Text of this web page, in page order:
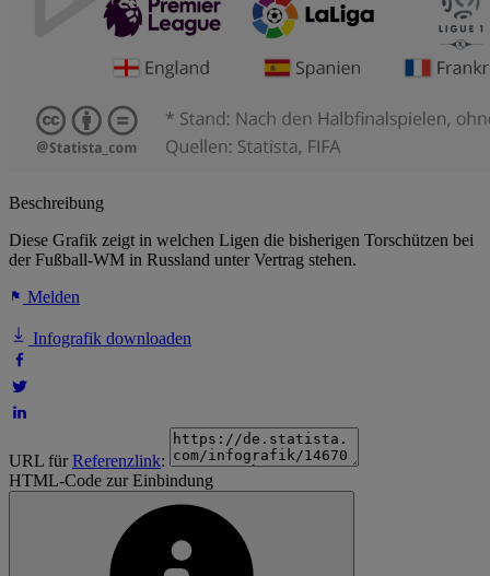
Beschreibung
Diese Grafik zeigt in welchen Ligen die bisherigen Torschützen bei
der Fußball-WM in Russland unter Vertrag stehen.
Melden
Infografik downloaden
URL fürReferenzlink:
HTML-Code zur Einbindung